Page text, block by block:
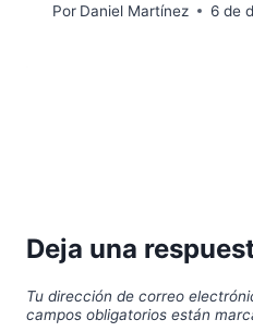
Por Daniel Martínez 6 de
Deja una
Tu dirección de correo
campos obligatorios están